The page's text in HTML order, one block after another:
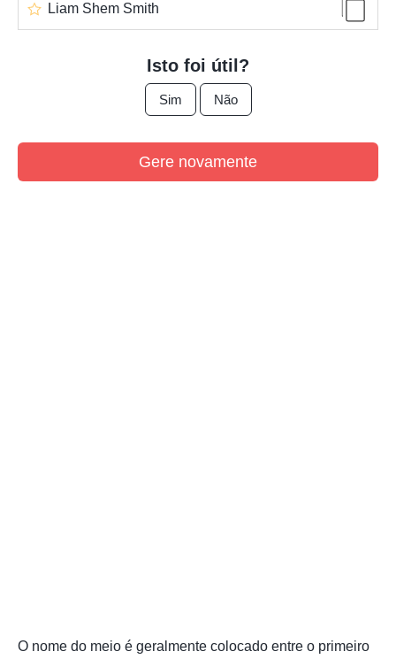
Liam Shem Smith
Isto foi útil?
Sim Não
Gere novamente
O nome do meio é geralmente colocado entre o primeiro